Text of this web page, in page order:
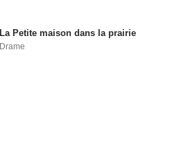
La Petite maison dans la prairie
Drame